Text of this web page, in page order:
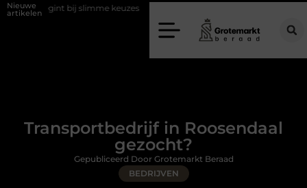
Nieuwe
artikelen
slimme keuzes Waarom kiezen voor een rijschool in Utrecht?
Transportbedrijf in Roosendaal
gezocht?
BEDRIJVEN
Gepubliceerd Door Grotemarkt Beraad